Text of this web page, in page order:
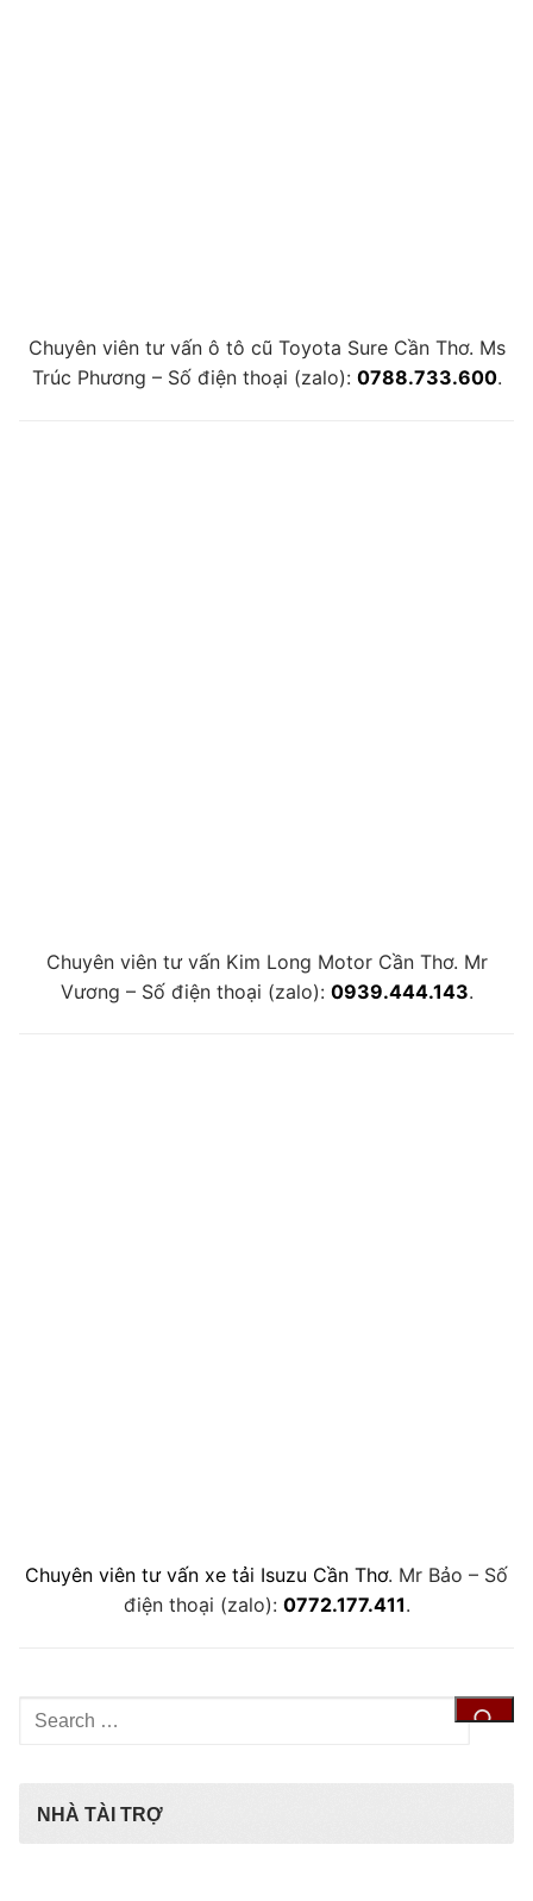
Chuyên viên tư vấn ô tô cũ Toyota Sure Cần Thơ. Ms
Trúc Phương – Số điện thoại (zalo): 0788.733.600.
Chuyên viên tư vấn Kim Long Motor Cần Thơ. Mr
Vương – Số điện thoại (zalo): 0939.444.143.
Chuyên viên tư vấn xe tải Isuzu Cần Thơ. Mr Bảo – Số
điện thoại (zalo): 0772.177.411.
Tìm
kiếm
NHÀ TÀI TRỢ